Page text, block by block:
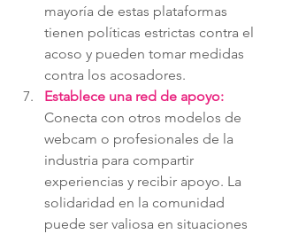
mayoría de estas plataformas
tienen políticas estrictas contra el
acoso y pueden tomar medidas
contra los acosadores.
Establece una red de apoyo:
Conecta con otros modelos de
webcam o profesionales de la
industria para compartir
experiencias y recibir apoyo. La
solidaridad en la comunidad
puede ser valiosa en situaciones